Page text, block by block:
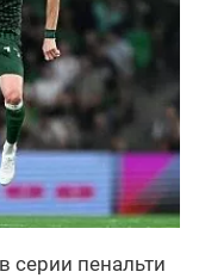
серии пенальти